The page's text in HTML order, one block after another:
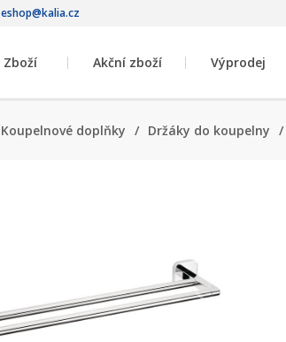
eshop@kalia.cz
Zboží Akční zboží Výprodej
Koupelnové doplňky / Držáky do koupelny /